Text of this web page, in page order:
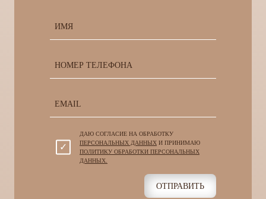
ДАЮ СОГЛАСИЕ НА ОБРАБОТКУ
ПЕРСОНАЛЬНЫХ ДАННЫХ И ПРИНИМАЮ
ПОЛИТИКУ ОБРАБОТКИ ПЕРСОНАЛЬНЫХ
ДАННЫХ.
ОТПРАВИТЬ